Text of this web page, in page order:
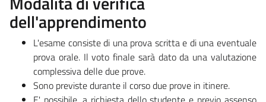
dell'apprendimento
L'esame consiste di una prova scritta e di una eventuale
prova orale. Il voto finale sarà dato da una valutazione
complessiva delle due prove.
Sono previste durante il corso due prove in itinere.